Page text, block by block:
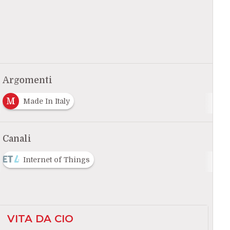
Argomenti
M Made In Italy
Canali
Internet of Things
VITA DA CIO